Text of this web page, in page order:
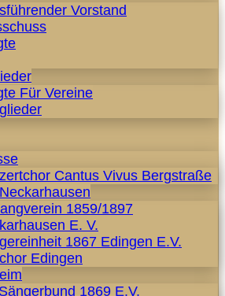
Vorstand
Für Vereine
Cantus Vivus Bergstraße
1859/1897
E. V.
1867 Edingen E.V.
Edingen
1869 E.V.